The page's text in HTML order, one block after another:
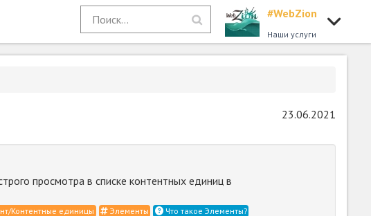
#WebZion
Наши услуги
23.06.2021
просмотра в списке контентных единиц в
Контентные единицы Элементы Что такое Элементы?